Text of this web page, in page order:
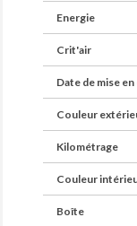
Energie
Crit'air
Date de mise
Couleur
Kilométrage
Couleur
Boîte